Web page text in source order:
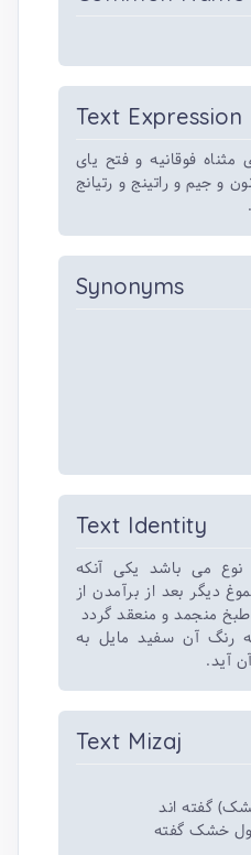
Text Expression
فوقانیه و فتح یای
و جیم و راتینج و رتیانج
Synonyms
Text Identity
می باشد یکی آنکه
دیگر بعد از برآمدن از
منجمد و منعقد گردد
رنگ آن سفید مایل به
آید.
Text Mizaj
گفته اند
خشک گفته